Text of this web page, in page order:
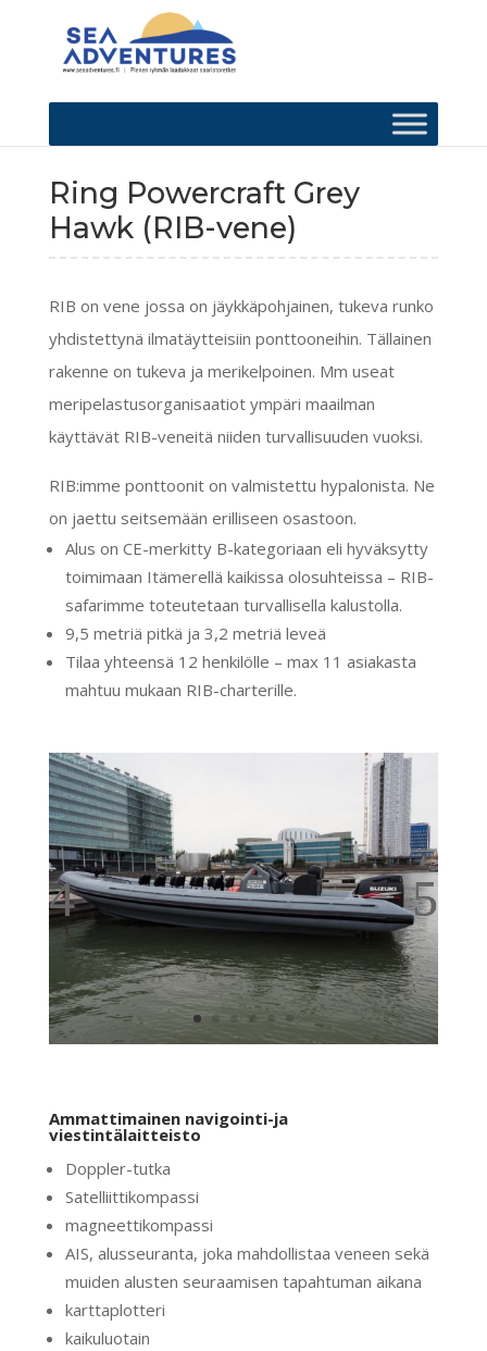
Ring Powercraft Grey
Hawk (RIB-vene)
RIB on vene jossa on jäykkäpohjainen, tukeva runko
yhdistettynä ilmatäytteisiin ponttooneihin. Tällainen
rakenne on tukeva ja merikelpoinen. Mm useat
meripelastusorganisaatiot ympäri maailman
käyttävät RIB-veneitä niiden turvallisuuden vuoksi.
RIB:imme ponttoonit on valmistettu hypalonista. Ne
on jaettu seitsemään erilliseen osastoon.
Alus on CE-merkitty B-kategoriaan eli hyväksytty
toimimaan Itämerellä kaikissa olosuhteissa – RIB-
safarimme toteutetaan turvallisella kalustolla.
9,5 metriä pitkä ja 3,2 metriä leveä
Tilaa yhteensä 12 henkilölle – max 11 asiakasta
mahtuu mukaan RIB-charterille.
Ammattimainen navigointi-ja
viestintälaitteisto
Doppler-tutka
Satelliittikompassi
magneettikompassi
AIS, alusseuranta, joka mahdollistaa veneen sekä
muiden alusten seuraamisen tapahtuman aikana
karttaplotteri
kaikuluotain